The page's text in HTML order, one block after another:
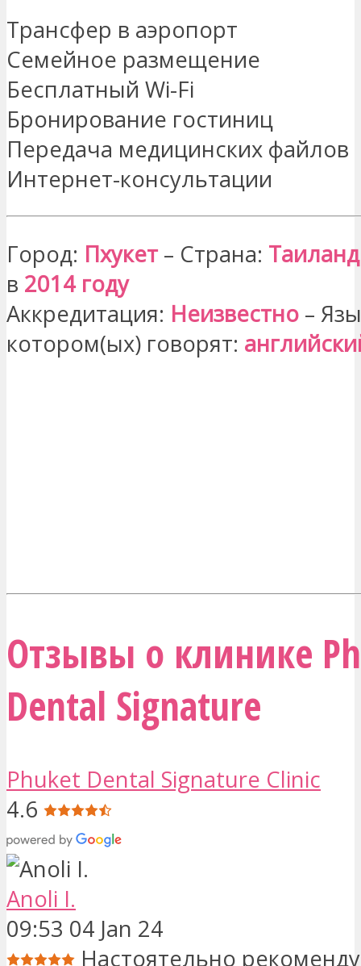
Трансфер в аэропорт
Семейное размещение
Бесплатный Wi-Fi
Бронирование гостиниц
Передача медицинских файлов
Интернет-консультации
Город: Пхукет – Страна: Таиланд
в 2014 году
Аккредитация: Неизвестно –
котором(ых) говорят:
Отзывы о клинике
Dental Signature
Phuket Dental Signature Clinic
4.6
Anoli I.
09:53 04 Jan 24
Настоятельно